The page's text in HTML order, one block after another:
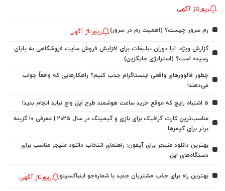
رپورتاژ آگهی
رم سرور چیست؟ (اهمیت رم در سرور) رپورتاژ آگهی
گزارش ویژه: آیا دوران تبلیغات برای افزایش فروش سایت فروشگاهی به پایان
رسیده است؟ (استراتژی جایگزین)
چطور فالوورهای واقعی اینستاگرام جذب کنیم؟ راهکارهایی که واقعاً جواب
می‌دهند!
5 اشتباه رایج که موقع خرید ساعت هوشمند طرح اپل واچ نباید انجام بدید!
مناسب‌ترین کارت گرافیک برای بازی و گیمینگ در سال ۲۰۲۵ | معرفی ۱۰ گزینه
برتر برای گیمرها
بهترین دانلود منیجر برای آیفون: راهنمای انتخاب دانلود منیجر مناسب برای
دستگاه‌های اپل
بهترین راه برای جذب مشتریان جدید با شماره‌جو اینباکسینو رپورتاژ آگهی